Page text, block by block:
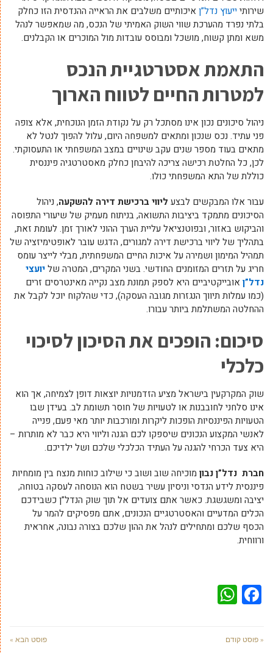
שירותיייעוץ נדל”ן איכותיים משלבים את הראייה ההנדסית הזו כחלק
בלתי נפרד מהערכת שווי השוק האמיתי של הנכס, מה שמאפשר לנהל
משא ומתן קשוח, מושכל ומבוסס עובדות מול המוכרים או הקבלנים.
התאמת אסטרטגיית הנכס
למטרות החיים לטווח הארוך
ניהול סיכונים נכון אינו מסתכל רק על נקודת הזמן הנוכחית, אלא צופה
פני עתיד. נכס שנכון ומתאים למשפחה היום, עלול להפוך לנטל לא
מתאים בעוד מספר שנים עקב שינויים במצב המשפחתי או התעסוקתי.
לכן, כל החלטת רכישה צריכה להיבחן כחלק מאסטרטגיה פיננסית
כוללת של התא המשפחתי כולו.
עבור אלו המבקשים לבצע ליווי ברכישת דירה להשקעה, ניהול
הסיכונים מתמקד ביציבות התשואה, בניתוח מעמיק של שיעורי התפוסה
והביקוש באזור, ובפוטנציאל עליית הערך ההוני לאורך זמן. לעומת זאת,
בתהליך של ליווי ברכישת דירה למגורים, הדגש עובר לאופטימיזציה של
תמהיל המימון ושמירה על איכות החיים המשפחתית, מבלי לייצר עומס
חריג על תזרים המזומנים החודשי. בשני המקרים, המטרה שליועצי
נדל”ן אובייקטיביים היא לספק תמונת מצב נקייה מאינטרסים זרים
(כמו עמלות תיווך הנגזרות מגובה העסקה), כדי שהלקוח יוכל לקבל את
ההחלטה המשתלמת ביותר עבורו.
סיכום: הופכים את הסיכון לסיכוי
כלכלי
שוק המקרקעין בישראל מציע הזדמנויות יוצאות דופן לצמיחה, אך הוא
אינו סלחני לחובבנות או לטעויות של חוסר תשומת לב. בעידן שבו
הטעויות הפיננסיות הופכות ליקרות ומורכבות יותר מאי פעם, פנייה
לאנשי המקצוע הנכונים שיספקו לכם הגנה וליווי היא כבר לא מותרות –
היא צעד הכרחי להגנה על העתיד הכלכלי שלכם ושל ילדיכם.
חברת נדל”ן נבון מוכיחה שוב ושוב כי שילוב כוחות מנצח בין מומחיות
פיננסית לידע הנדסי וניסיון עשיר בשטח הוא הנוסחה לעסקה בטוחה,
יציבה ומשגשגת. כאשר אתם צועדים אל תוך שוק הנדל”ן כשבידכם
הכלים המדעיים והאסטרטגיים הנכונים, אתם מפסיקים להמר על
הכסף שלכם ומתחילים לנהל את ההון שלכם בצורה נבונה, אחראית
ורווחית.
Facebook
« פוסט קודם פוסט הבא »